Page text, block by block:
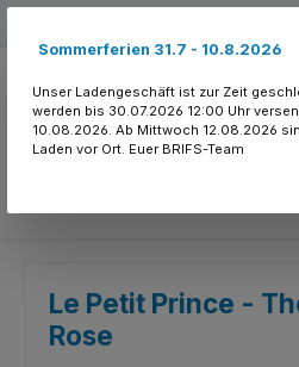
Le Petit Prince -
Rose
Sommerferien 31.7 - 10.8.2026
Unser Ladengeschäft ist zur Zeit
werden bis 30.07.2026 12:00 Uhr
10.08.2026. Ab Mittwoch 12.08.2026
Laden vor Ort. Euer BRIFS-Team